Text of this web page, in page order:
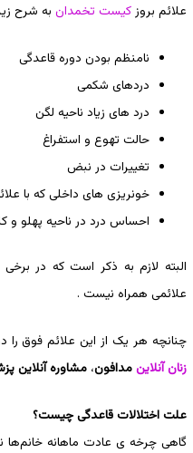
علائم بروزکیست تخمدان به شرح
نامنظم بودن دوره قاعدگی
دردهای شکمی
درد های زیاد ناحیه لگن
حالت تهوع و استفراغ
تغییرات در نبض
خونریزی های داخلی که با
احساس درد در ناحیه پهلو و
البته لازم به ذکر است که در
علائمی همراه نیست .
چنانچه هر یک از این علائم فوق را
زنان آنلاینمدافون،مشاوره آنلاین
علت اختلالات قاعدگی چیست؟
گاهی چرخه ی عادت ماهانه خانم‌ها